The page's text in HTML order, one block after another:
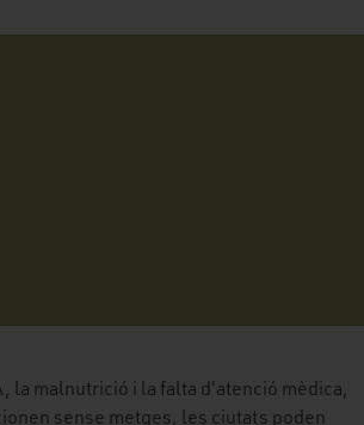
la malnutrició i la falta d'atenció mèdica,
sense metges, les ciutats poden